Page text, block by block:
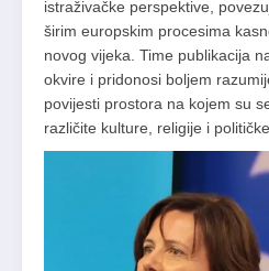
istraživačke perspektive,
širim europskim procesima
novog vijeka. Time publikacija
okvire i pridonosi boljem
povijesti prostora na kojem su
različite kulture, religije i